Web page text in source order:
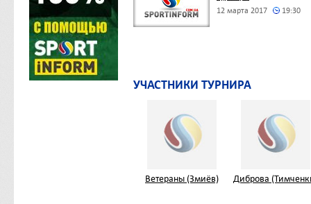
12 марта 2017 19:30
УЧАСТНИКИ ТУРНИРА
Ветераны (Змиёв) Диброва